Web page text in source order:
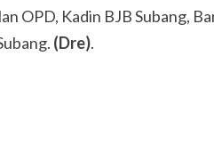
OPD, Kadin BJB Subang,
(Dre).